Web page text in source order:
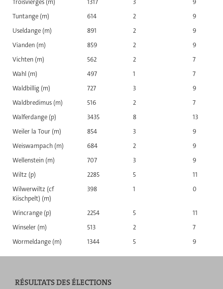
Troisvierges (m)
1317 3
9
Tuntange (m)
614 2
9
Useldange (m)
891 2
9
Vianden (m)
859 2
9
Vichten (m)
562 2
7
Wahl (m)
497 1
7
Waldbillig (m)
727 3
9
Waldbredimus (m)
516 2
7
Walferdange (p)
3435 8
13
Weiler la Tour (m)
854 3
9
Weiswampach (m)
684 2
9
Wellenstein (m)
707 3
9
Wiltz (p)
2285 5
11
Wilwerwiltz (cf
Kiischpelt) (m)
398 1 0
Wincrange (p) 2254 5
11
Winseler (m)
513 2
7
Wormeldange (m)
1344 5 9
RÉSULTATS DES ÉLECTIONS